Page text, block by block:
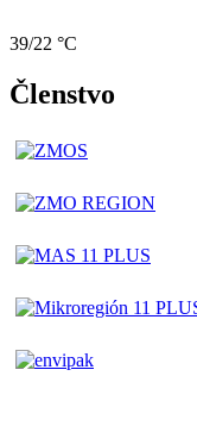
39/22 °C
Členstvo